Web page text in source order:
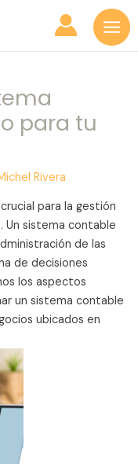
para tu
Rivera
para la gestión
Un sistema contable
de las
de decisiones
los aspectos
un sistema contable
ubicados en